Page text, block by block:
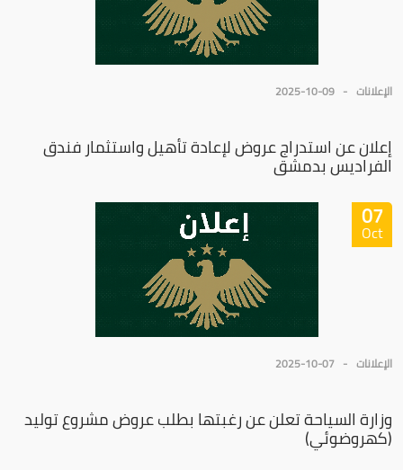
الإعلانات 2025-10-09
إعلان عن استدراج عروض لإعادة تأهيل واستثمار فندق
الفراديس بدمشق
07
Oct
الإعلانات 2025-10-07
وزارة السياحة تعلن عن رغبتها بطلب عروض مشروع توليد
(كهروضوئي)